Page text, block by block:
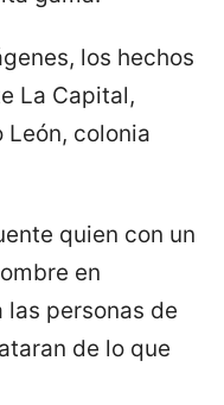
los hechos
La Capital,
León, colonia
quien con un
en
las personas de
de lo que